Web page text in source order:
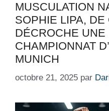
MUSCULATION
SOPHIE LIPA, DE
DÉCROCHE
CHAMPIONNAT
MUNICH
octobre 21, 2025 par